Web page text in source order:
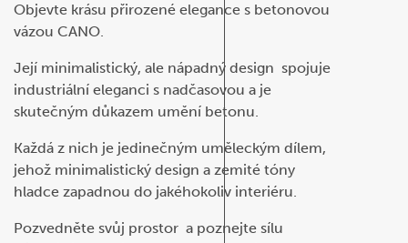
Objevte krásu přirozené elegance s betonovou
vázou CANO.
Její minimalistický, ale nápadný design spojuje
industriální eleganci s nadčasovou a je
skutečným důkazem umění betonu.
Každá z nich je jedinečným uměleckým dílem,
jehož minimalistický design a zemité tóny
hladce zapadnou do jakéhokoliv interiéru.
Pozvedněte svůj prostor a poznejte sílu